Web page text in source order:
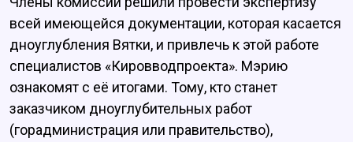
всей имеющейся документации, которая касается
дноуглубления Вятки, и привлечь к этой работе
специалистов «Кировводпроекта». Мэрию
ознакомят с её итогами. Тому, кто станет
заказчиком дноуглубительных работ
(горадминистрация или правительство),